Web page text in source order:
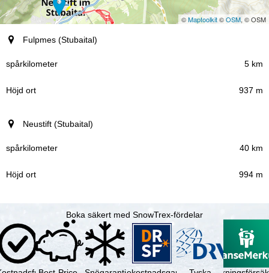
©Maptoolkit©OSM, © OSM
Ort (region)
spårkilometer
Fulpmes (Stubaital)
5 km
937 m
Neustift (Stubaital)
40 km
994 m
Boka säkert med SnowTrex-fördelar